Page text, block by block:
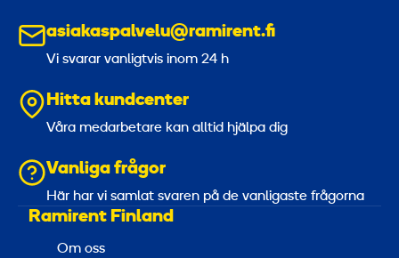
asiakaspalvelu@ramirent.fi
Vi svarar vanligtvis inom 24 h
Hitta kundcenter
Våra medarbetare kan alltid hjälpa dig
Vanliga frågor
Här har vi samlat svaren på de vanligaste frågorna
Ramirent Finland
Om oss